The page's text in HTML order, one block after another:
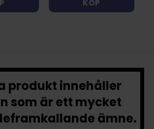
KÖP
produkt innehåller
som är ett mycket
ämne.